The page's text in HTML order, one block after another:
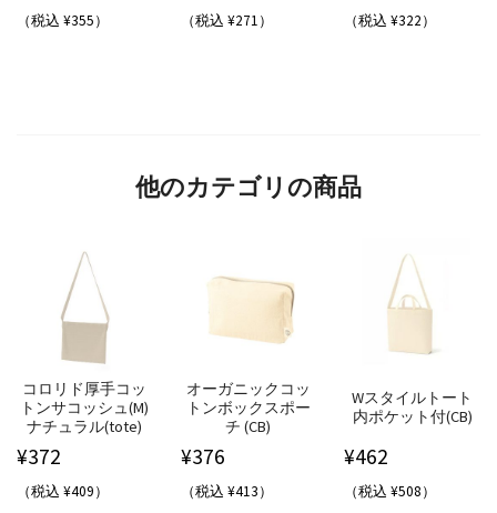
（税込 ¥355） （税込 ¥271） （税込 ¥322）
他のカテゴリの商品
コロリド厚手コッ
トンサコッシュ(M)
ナチュラル(tote)
¥372
（税込 ¥409）
オーガニックコッ
トンボックスポー
チ (CB)
¥376
（税込 ¥413）
Wスタイルトート
内ポケット付(CB)
¥462
（税込 ¥508）